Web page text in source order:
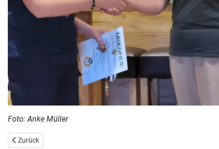
Foto: Anke Müller
Vorheriger Beitrag: Einladung zur - Jugenddelegiertenversammlung
Zurück